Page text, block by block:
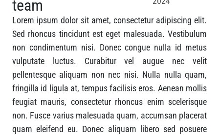
team
Lorem ipsum dolor sit amet, consectetur adipiscing elit.
Sed rhoncus tincidunt est eget malesuada. Vestibulum
non condimentum nisi. Donec congue nulla id metus
vulputate luctus. Curabitur vel augue nec velit
pellentesque aliquam non nec nisi. Nulla nulla quam,
fringilla id ligula at, tempus facilisis eros. Aenean mollis
feugiat mauris, consectetur rhoncus enim scelerisque
non. Fusce varius malesuada quam, accumsan placerat
quam eleifend eu. Donec aliquam libero sed posuere